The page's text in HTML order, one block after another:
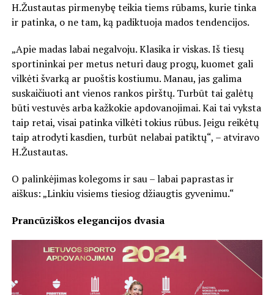
H.Žustautas pirmenybę teikia tiems rūbams, kurie tinka
ir patinka, o ne tam, ką padiktuoja mados tendencijos.
„Apie madas labai negalvoju. Klasika ir viskas. Iš tiesų
sportininkai per metus neturi daug progų, kuomet gali
vilkėti švarką ar puoštis kostiumu. Manau, jas galima
suskaičiuoti ant vienos rankos pirštų. Turbūt tai galėtų
būti vestuvės arba kažkokie apdovanojimai. Kai tai vyksta
taip retai, visai patinka vilkėti tokius rūbus. Jeigu reikėtų
taip atrodyti kasdien, turbūt nelabai patiktų“, – atviravo
H.Žustautas.
O palinkėjimas kolegoms ir sau – labai paprastas ir
aiškus: „Linkiu visiems tiesiog džiaugtis gyvenimu.“
Prancūziškos elegancijos dvasia